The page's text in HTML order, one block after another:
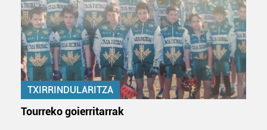
TXIRRINDULARITZA
Tourreko goierritarrak